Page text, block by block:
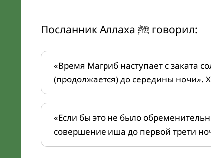
Посланник Аллаха ﷺ говорил:
«Время Магриб наступает с заката
(продолжается) до середины ночи».
«Если бы это не было
совершение иша до первой трети